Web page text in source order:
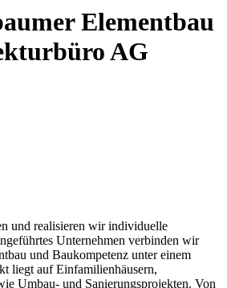
Elementbau
AG
und realisieren wir individuelle
Unternehmen verbinden wir
und Baukompetenz unter einem
liegt auf Einfamilienhäusern,
Umbau- und Sanierungsprojekten. Von